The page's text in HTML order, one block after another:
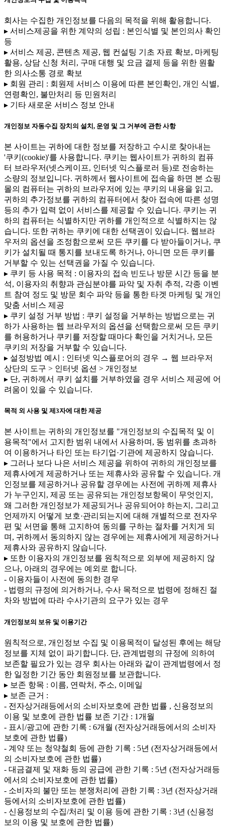
회사는 수집한 개인정보를 다음의 목적을 위해 활용합니다.
▸ 서비스제공을 위한 계약의 성립 : 본인식별 및 본인의사 확인
등
▸ 서비스 제공, 콘텐츠 제공, 웹 컨설팅 기초 자료 확보, 마케팅
활용, 상담 신청 처리, 구매 대행 및 요금 결제 등을 위한 원활
한 의사소통 경로 확보
▸ 회원 관리 : 회원제 서비스 이용에 따른 본인확인, 개인 식별,
연령확인, 불만처리 등 민원처리
▸ 기타 새로운 서비스 정보 안내
개인정보 자동수집 장치의 설치, 운영 및 그 거부에 관한 사항
본 사이트는 귀하에 대한 정보를 저장하고 수시로 찾아내는
'쿠키(cookie)'를 사용합니다. 쿠키는 웹사이트가 귀하의 컴퓨
터 브라우저(넷스케이프, 인터넷 익스플로러 등)로 전송하는
소량의 정보입니다. 귀하께서 웹사이트에 접속을 하면 본 쇼핑
몰의 컴퓨터는 귀하의 브라우저에 있는 쿠키의 내용을 읽고,
귀하의 추가정보를 귀하의 컴퓨터에서 찾아 접속에 따른 성명
등의 추가 입력 없이 서비스를 제공할 수 있습니다. 쿠키는 귀
하의 컴퓨터는 식별하지만 귀하를 개인적으로 식별하지는 않
습니다. 또한 귀하는 쿠키에 대한 선택권이 있습니다. 웹브라
우저의 옵션을 조정함으로써 모든 쿠키를 다 받아들이거나, 쿠
키가 설치될 때 통지를 보내도록 하거나, 아니면 모든 쿠키를
거부할 수 있는 선택권을 가질 수 있습니다.
▸ 쿠키 등 사용 목적 : 이용자의 접속 빈도나 방문 시간 등을 분
석, 이용자의 취향과 관심분야를 파악 및 자취 추적, 각종 이벤
트 참여 정도 및 방문 회수 파악 등을 통한 타겟 마케팅 및 개인
맞춤 서비스 제공
▸ 쿠키 설정 거부 방법 : 쿠키 설정을 거부하는 방법으로는 귀
하가 사용하는 웹 브라우저의 옵션을 선택함으로써 모든 쿠키
를 허용하거나 쿠키를 저장할 때마다 확인을 거치거나, 모든
쿠키의 저장을 거부할 수 있습니다.
▸ 설정방법 예시 : 인터넷 익스플로어의 경우 → 웹 브라우저
상단의 도구 > 인터넷 옵션 > 개인정보
▸ 단, 귀하께서 쿠키 설치를 거부하였을 경우 서비스 제공에 어
려움이 있을 수 있습니다.
목적 외 사용 및 제3자에 대한 제공
본 사이트는 귀하의 개인정보를 "개인정보의 수집목적 및 이
용목적"에서 고지한 범위 내에서 사용하며, 동 범위를 초과하
여 이용하거나 타인 또는 타기업·기관에 제공하지 않습니다.
▸ 그러나 보다 나은 서비스 제공을 위하여 귀하의 개인정보를
제휴사에게 제공하거나 또는 제휴사와 공유할 수 있습니다. 개
인정보를 제공하거나 공유할 경우에는 사전에 귀하께 제휴사
가 누구인지, 제공 또는 공유되는 개인정보항목이 무엇인지,
왜 그러한 개인정보가 제공되거나 공유되어야 하는지, 그리고
언제까지 어떻게 보호·관리되는지에 대해 개별적으로 전자우
편 및 서면을 통해 고지하여 동의를 구하는 절차를 거치게 되
며, 귀하께서 동의하지 않는 경우에는 제휴사에게 제공하거나
제휴사와 공유하지 않습니다.
▸ 또한 이용자의 개인정보를 원칙적으로 외부에 제공하지 않
으나, 아래의 경우에는 예외로 합니다.
- 이용자들이 사전에 동의한 경우
- 법령의 규정에 의거하거나, 수사 목적으로 법령에 정해진 절
차와 방법에 따라 수사기관의 요구가 있는 경우
개인정보의 보유 및 이용기간
원칙적으로, 개인정보 수집 및 이용목적이 달성된 후에는 해당
정보를 지체 없이 파기합니다. 단, 관계법령의 규정에 의하여
보존할 필요가 있는 경우 회사는 아래와 같이 관계법령에서 정
한 일정한 기간 동안 회원정보를 보관합니다.
▸ 보존 항목 : 이름, 연락처, 주소, 이메일
▸ 보존 근거 :
- 전자상거래등에서의 소비자보호에 관한 법률 , 신용정보의
이용 및 보호에 관한 법률 보존 기간 : 1개월
- 표시/광고에 관한 기록 : 6개월 (전자상거래등에서의 소비자
보호에 관한 법률)
- 계약 또는 청약철회 등에 관한 기록 : 5년 (전자상거래등에서
의 소비자보호에 관한 법률)
- 대금결제 및 재화 등의 공급에 관한 기록 : 5년 (전자상거래등
에서의 소비자보호에 관한 법률)
- 소비자의 불만 또는 분쟁처리에 관한 기록 : 3년 (전자상거래
등에서의 소비자보호에 관한 법률)
- 신용정보의 수집/처리 및 이용 등에 관한 기록 : 3년 (신용정
보의 이용 및 보호에 관한 법률)